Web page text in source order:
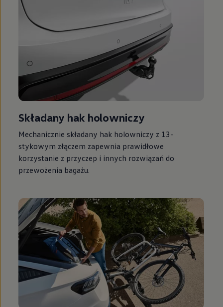
Składany hak holowniczy
Mechanicznie składany hak holowniczy z 13-
stykowym złączem zapewnia prawidłowe
korzystanie z przyczep i innych rozwiązań do
przewożenia bagażu.